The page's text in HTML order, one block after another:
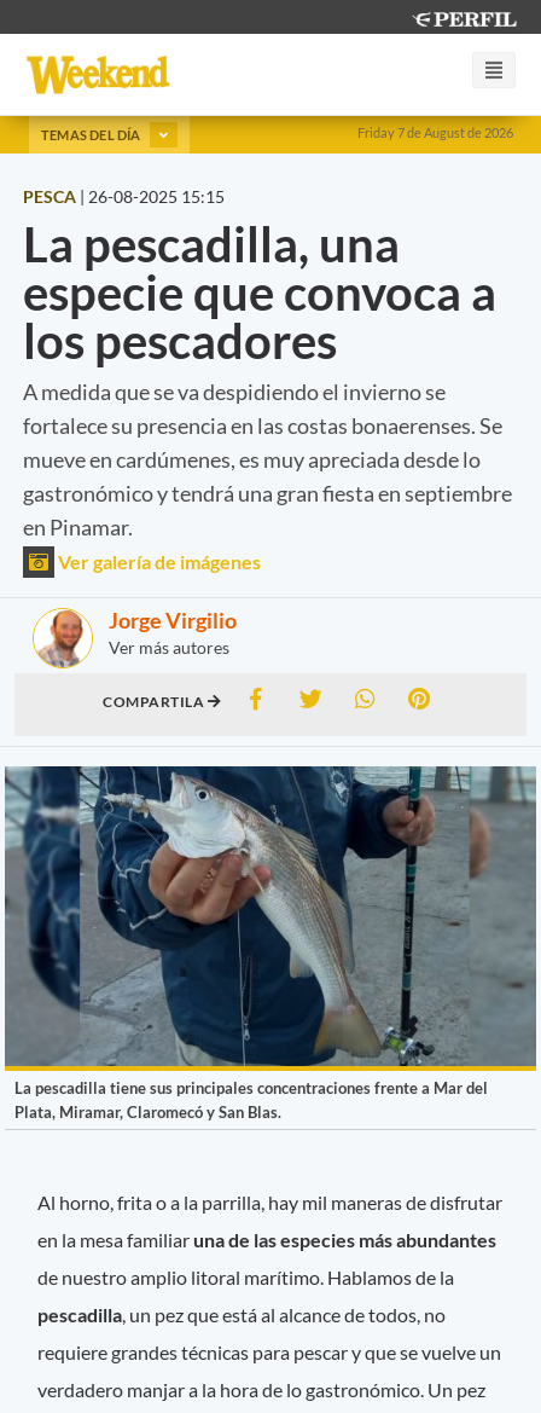
Friday 7 de August de 2026
TEMAS DEL DÍA
PESCA | 26-08-2025 15:15
La pescadilla, una
especie que convoca a
los pescadores
A medida que se va despidiendo el invierno se
fortalece su presencia en las costas bonaerenses. Se
mueve en cardúmenes, es muy apreciada desde lo
gastronómico y tendrá una gran fiesta en septiembre
en Pinamar.
Ver galería de imágenes
Jorge Virgilio
Ver más autores
COMPARTILA
La pescadilla tiene sus principales concentraciones frente a Mar del
Plata, Miramar, Claromecó y San Blas.
Al horno, frita o a la parrilla, hay mil maneras de disfrutar
en la mesa familiar una de las especies más abundantes
de nuestro amplio litoral marítimo. Hablamos de la
pescadilla , un pez que está al alcance de todos, no
requiere grandes técnicas para pescar y que se vuelve un
verdadero manjar a la hora de lo gastronómico. Un pez